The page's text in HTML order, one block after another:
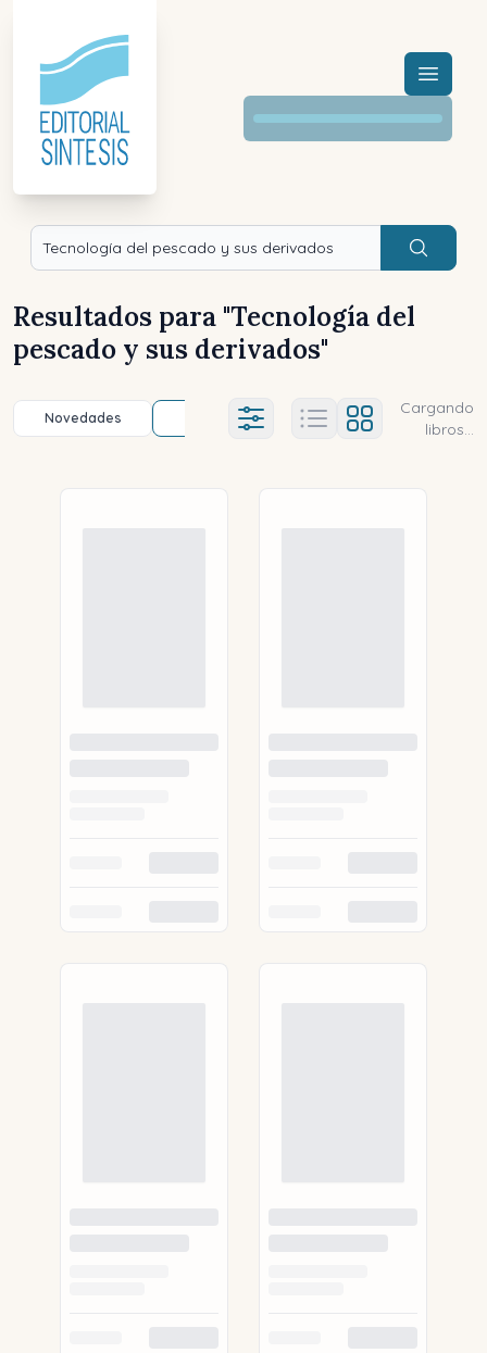
Menú
Buscar
Resultados para "Tecnología del
pescado y sus derivados"
Novedades Título (a-z) Título (z-a)
Ajustes abierto
Cargando
libros...